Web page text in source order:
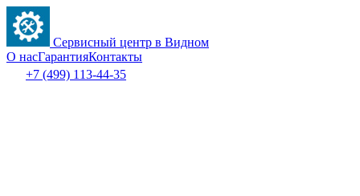
Сервисный центр в Видном
О насГарантияКонтакты
+7 (499) 113-44-35